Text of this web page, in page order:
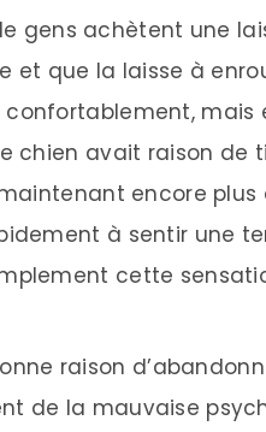
gens achètent une
et que la laisse à
confortablement,
chien avait raison de
encore plus
à sentir une
cette
raison
de la mauvaise